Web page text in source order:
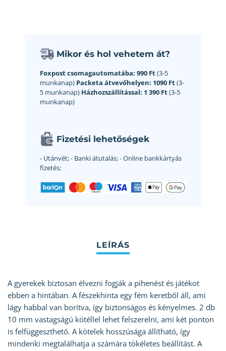
Mikor és hol vehetem át?
Foxpost csomagautomatába: 990 Ft(3-5
munkanap) Packeta átvevőhelyen: 1090 Ft(3-
5 munkanap) Házhozszállítással: 1 390 Ft(3-5
munkanap)
Fizetési lehetőségek
- Utánvét;- Banki átutalás;- Online bankkártyás
fizetés;
A gyerekek biztosan élvezni fogják a pihenést és játékot
ebben a hintában. A fészekhinta egy fém keretből áll, ami
lágy habbal van borítva, így biztonságos és kényelmes. 2 db
10 mm vastagságú kötéllel lehet felszerelni, ami két ponton
is felfüggeszthető. A kötelek hosszúsága állítható, így
mindenki megtalálhatja a számára tökéletes beállítást. A